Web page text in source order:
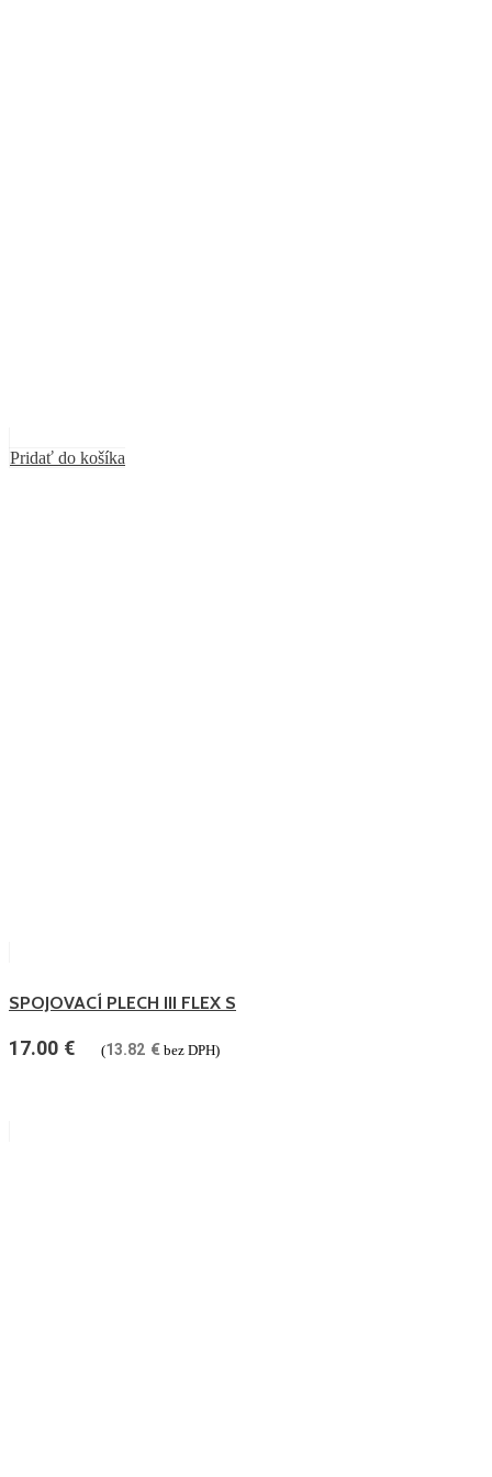
Pridať do košíka
SPOJOVACÍ PLECH III FLEX S
17.00 € (13.82 € bez DPH)